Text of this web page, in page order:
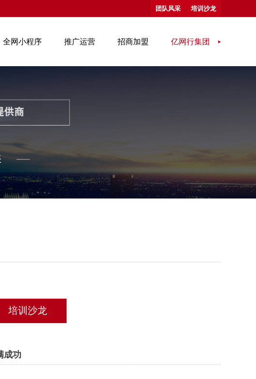
团队风采 培训沙龙
全网小程序 推广运营 招商加盟 亿网行集团
培训沙龙
成功